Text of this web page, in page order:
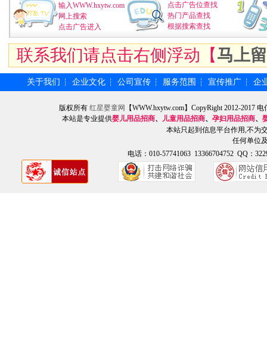
输入WWW.hxytw.com
网上搜索
点击广告进入
点击广告位查找
热门产品查找
根据搜索查找
联系我们请点击右侧浮动【马上
关于我们 ┆ 企业文化 ┆ 公司宣传 ┆ 服务范围 ┆ 宣传推广 ┆ 企
版权所有 红星婴童网
【WWW.hxytw.com】CopyRight 2012-2017
本站是专业提供婴儿用品招商、 儿童用品招商、 孕妇用品招商、
本站只起到信息平台作用,不为
任何单位
电话：010-57741063 13366704752 QQ：